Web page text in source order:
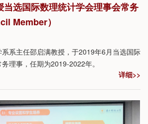
当选国际数理统计学会理事会常务
Member）
系主任邵启满教授，于2019年6月当选国际
理事，任期为2019-2022年。
详细>>